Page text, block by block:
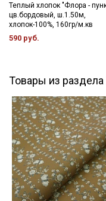
Теплый хлопок "Флора -
цв.бордовый, ш.1.50м,
хлопок-100%, 160гр/м.кв
590 руб.
Товары из